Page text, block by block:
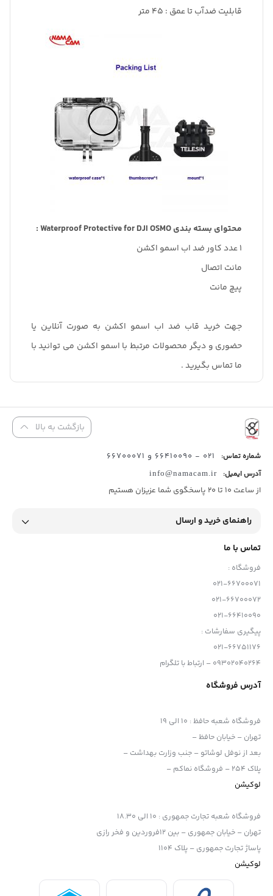
قابلیت ضدآب تا عمق : 45 متر
محتوای بسته بندی Waterproof Protective for DJI OSMO :
1 عدد کاور ضد اب اسمو اکشن
مانت اتصال
پیچ مانت
جهت خرید قاب ضد اب اسمو اکشن به صورت آنلاین یا
حضوری و دیگر محصولات مرتبط با اسمو اکشن می توانید با
ما تماس بگیرید .
بازگشت به بالا
شماره تماس: 021 - 66410090 و 66700071
آدرس ایمیل: info@namacam.ir
از ساعت 10 تا 20 پاسخگوی شما عزیزان هستیم
راهنمای خرید و ارسال
تماس با ما
فروشگاه :
021-66700071
021-66700072
021-66410090
پیگیری سفارشات :
021-66751176
09302040264 – ارتباط با تلگرام
آدرس فروشگاه
فروشگاه شعبه حافظ: 10 الی 19
تهران – خیابان حافظ –
بعد از نوفل لوشاتو – جنب وزارت بهداشت –
پلاک 254 – فروشگاه نماکم –
لوکیشن
فروشگاه شعبه تجارت جمهوری : 10 الی 18.30
تهران – خیابان جمهوری – بین 12فروردین و فخر رازی
پاساژ تجارت جمهوری – پلاک 1104
لوکیشن